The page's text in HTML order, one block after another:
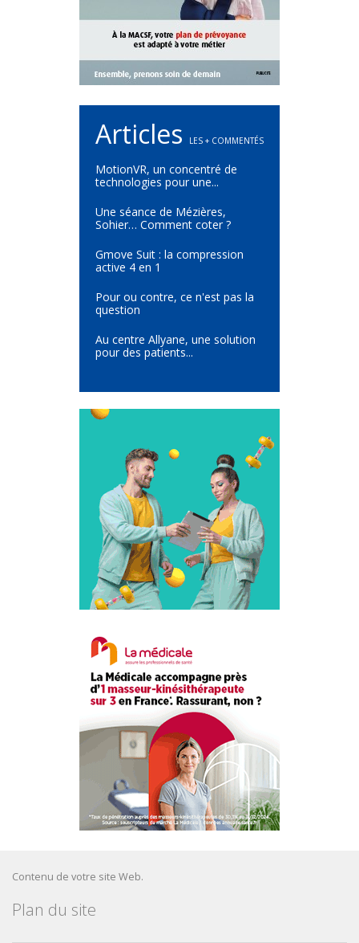
Articles LES + COMMENTÉS
MotionVR, un concentré de
technologies pour une...
Une séance de Mézières,
Sohier… Comment coter ?
Gmove Suit : la compression
active 4 en 1
Pour ou contre, ce n'est pas la
question
Au centre Allyane, une solution
pour des patients...
Contenu de votre site Web.
Plan du site